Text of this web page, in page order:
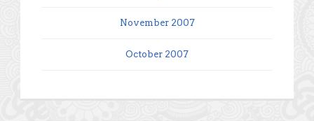
November 2007
October 2007